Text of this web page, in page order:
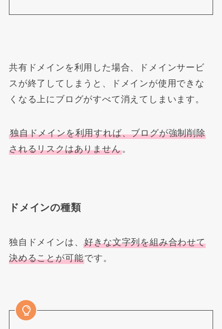
共有ドメインを利用した場合、ドメインサービ
スが終了してしまうと、ドメインが使用できな
くなる上にブログがすべて消えてしまいます。
独自ドメインを利用すれば、ブログが強制削除
されるリスクはありません。
ドメインの種類
独自ドメインは、好きな文字列を組み合わせて
決めることが可能です。